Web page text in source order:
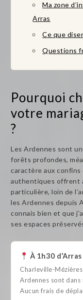
Ma zone
Arras
Ce que
Questions
Pourquoi
votre
?
Les Ardennes sont
forêts profondes,
caractère aux confins
authentiques offrent
particulière, loin de
les Ardennes depuis
connais bien et que
ses espaces
À 1h30 d’Arras
Charleville-
Ardennes sont
Aucun frais de